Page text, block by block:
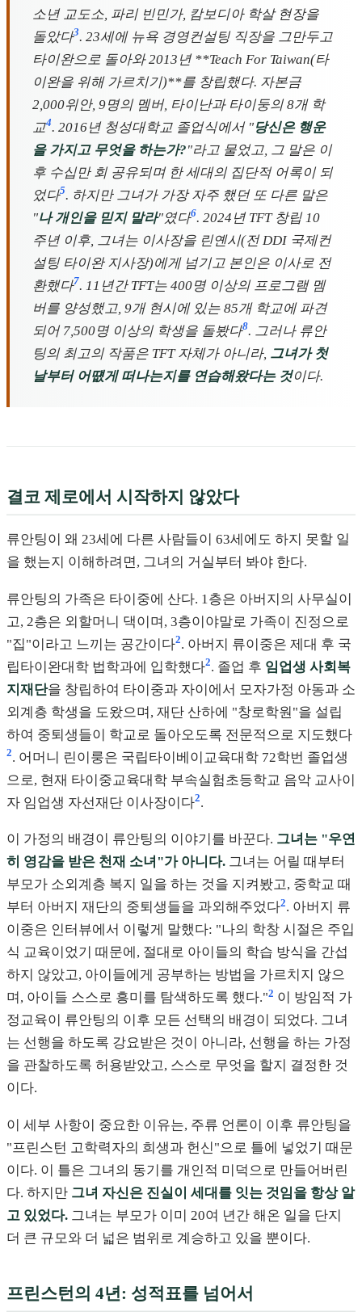
소년 교도소, 파리 빈민가, 캄보디아 학살 현장을
돌았다3. 23세에 뉴욕 경영컨설팅 직장을 그만두고
타이완으로 돌아와 2013년 **Teach For Taiwan(타
이완을 위해 가르치기)**를 창립했다. 자본금
2,000위안, 9명의 멤버, 타이난과 타이둥의 8개 학
교4. 2016년 청성대학교 졸업식에서 "당신은 행운
을 가지고 무엇을 하는가?"라고 물었고, 그 말은 이
후 수십만 회 공유되며 한 세대의 집단적 어록이 되
었다5. 하지만 그녀가 가장 자주 했던 또 다른 말은
"나 개인을 믿지 말라"였다6. 2024년 TFT 창립 10
주년 이후, 그녀는 이사장을 린옌시(전 DDI 국제컨
설팅 타이완 지사장)에게 넘기고 본인은 이사로 전
환했다7. 11년간 TFT는 400명 이상의 프로그램 멤
버를 양성했고, 9개 현시에 있는 85개 학교에 파견
되어 7,500명 이상의 학생을 돌봤다8. 그러나 류안
팅의 최고의 작품은 TFT 자체가 아니라, 그녀가 첫
날부터 어떖게 떠나는지를 연습해왔다는 것이다.
결코 제로에서 시작하지 않았다
류안팅이 왜 23세에 다른 사람들이 63세에도 하지 못할 일
을 했는지 이해하려면, 그녀의 거실부터 봐야 한다.
류안팅의 가족은 타이중에 산다. 1층은 아버지의 사무실이
고, 2층은 외할머니 댁이며, 3층이야말로 가족이 진정으로
"집"이라고 느끼는 공간이다2. 아버지 류이중은 제대 후 국
립타이완대학 법학과에 입학했다2. 졸업 후 임업생 사회복
지재단을 창립하여 타이중과 자이에서 모자가정 아동과 소
외계층 학생을 도왔으며, 재단 산하에 "창로학원"을 설립
하여 중퇴생들이 학교로 돌아오도록 전문적으로 지도했다
2. 어머니 린이룽은 국립타이베이교육대학 72학번 졸업생
으로, 현재 타이중교육대학 부속실험초등학교 음악 교사이
자 임업생 자선재단 이사장이다2.
이 가정의 배경이 류안팅의 이야기를 바꾼다. 그녀는 "우연
히 영감을 받은 천재 소녀"가 아니다. 그녀는 어릴 때부터
부모가 소외계층 복지 일을 하는 것을 지켜봤고, 중학교 때
부터 아버지 재단의 중퇴생들을 과외해주었다2. 아버지 류
이중은 인터뷰에서 이렇게 말했다: "나의 학창 시절은 주입
식 교육이었기 때문에, 절대로 아이들의 학습 방식을 간섭
하지 않았고, 아이들에게 공부하는 방법을 가르치지 않으
며, 아이들 스스로 흥미를 탐색하도록 했다."2 이 방임적 가
정교육이 류안팅의 이후 모든 선택의 배경이 되었다. 그녀
는 선행을 하도록 강요받은 것이 아니라, 선행을 하는 가정
을 관찰하도록 허용받았고, 스스로 무엇을 할지 결정한 것
이다.
이 세부 사항이 중요한 이유는, 주류 언론이 이후 류안팅을
"프린스턴 고학력자의 희생과 헌신"으로 틀에 넣었기 때문
이다. 이 틀은 그녀의 동기를 개인적 미덕으로 만들어버린
다. 하지만 그녀 자신은 진실이 세대를 잇는 것임을 항상 알
고 있었다. 그녀는 부모가 이미 20여 년간 해온 일을 단지
더 큰 규모와 더 넓은 범위로 계승하고 있을 뿐이다.
프린스턴의 4년: 성적표를 넘어서